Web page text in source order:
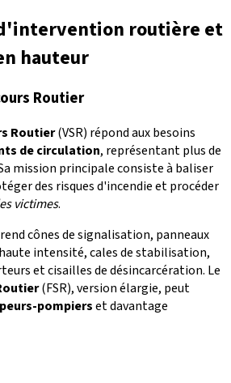
routière et
hauteur
Routier
Routier(VSR) répond aux besoins
de circulation, représentant plus de
mission principale consiste à baliser
des risques d'incendie et procéder
victimes.
cônes de signalisation, panneaux
intensité, cales de stabilisation,
et cisailles de désincarcération. Le
(FSR), version élargie, peut
pompierset davantage